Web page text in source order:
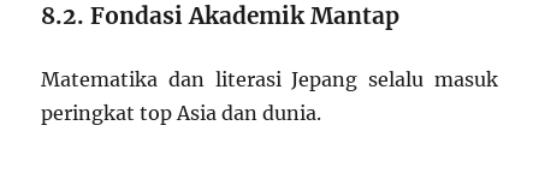
8.2. Fondasi Akademik Mantap
Matematika dan literasi Jepang selalu masuk
peringkat top Asia dan dunia.